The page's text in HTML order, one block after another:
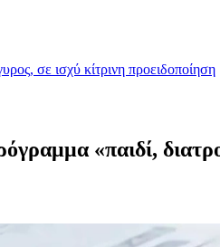
σε ισχύ κίτρινη προειδοποίηση
«παιδί,